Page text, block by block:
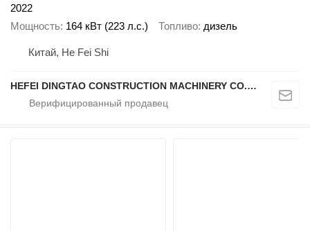
2022
Мощность 164 кВт (223 л.с.) Топливо дизель
Китай, He Fei Shi
HEFEI DINGTAO CONSTRUCTION MACHINERY CO., LIMITED